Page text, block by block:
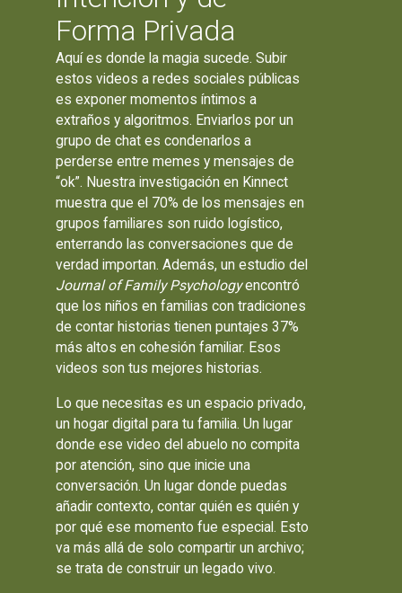
Forma Privada
Aquí es donde la magia sucede. Subir
estos videos a redes sociales públicas
es exponer momentos íntimos a
extraños y algoritmos. Enviarlos por un
grupo de chat es condenarlos a
perderse entre memes y mensajes de
“ok”. Nuestra investigación en Kinnect
muestra que el 70% de los mensajes en
grupos familiares son ruido logístico,
enterrando las conversaciones que de
verdad importan. Además, un estudio del
Journal of Family Psychologyencontró
que los niños en familias con tradiciones
de contar historias tienen puntajes 37%
más altos en cohesión familiar. Esos
videos son tus mejores historias.
Lo que necesitas es un espacio privado,
un hogar digital para tu familia. Un lugar
donde ese video del abuelo no compita
por atención, sino que inicie una
conversación. Un lugar donde puedas
añadir contexto, contar quién es quién y
por qué ese momento fue especial. Esto
va más allá de solo compartir un archivo;
se trata de construir un legado vivo.